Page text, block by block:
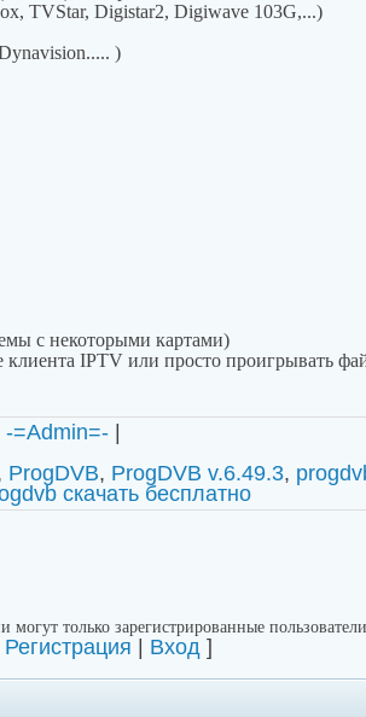
TVStar, Digistar2, Digiwave 103G,...)
)
с некоторыми картами)
клиента IPTV или просто проигрывать
-=Admin=-|
ProgDVB, ProgDVB v.6.49.3,
скачать бесплатно
могут только зарегистрированные
Регистрация Вход ]